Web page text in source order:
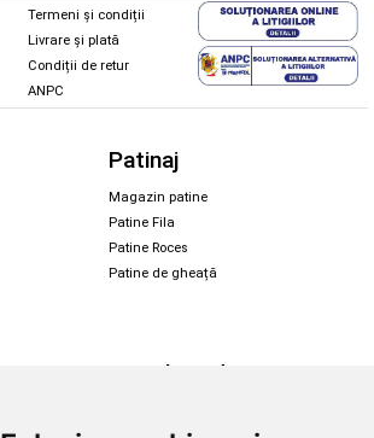
Termeni și condiții
Livrare și plată
Condiții de retur
ANPC
Patinaj
Magazin patine
Patine Fila
Patine Roces
Patine de gheață
Snowboard